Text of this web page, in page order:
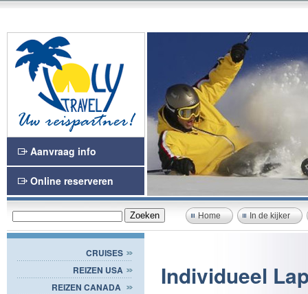
Aanvraag info
Online reserveren
Home In de kijker
CRUISES
REIZEN USA
REIZEN CANADA
Individueel